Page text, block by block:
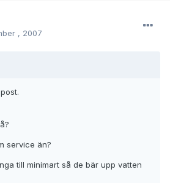
, 2007
service än?
till minimart så de bär upp vatten